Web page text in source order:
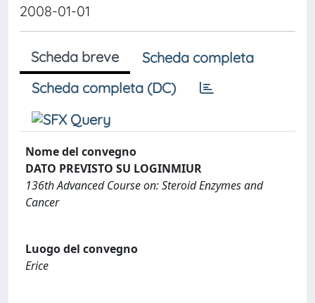
2008-01-01
Scheda breve
Scheda completa
Scheda completa (DC)
Nome del convegno
DATO PREVISTO SU LOGINMIUR
136th Advanced Course on: Steroid Enzymes and
Cancer
Luogo del convegno
Erice